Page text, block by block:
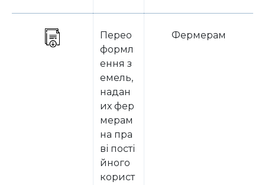
Перео
формл
ення з
емель,
надан
их фер
мерам
на пра
ві пості
йного
корист
Фермерам